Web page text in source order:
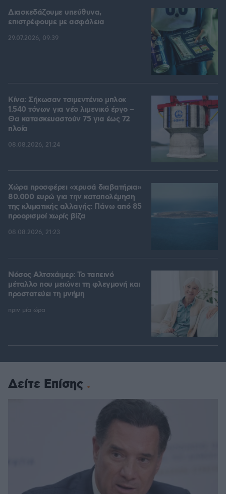
Διασκεδάζουμε υπεύθυνα,
επιστρέφουμε με ασφάλεια
29.07.2026, 09:39
Κίνα: Σήκωσαν τσιμεντένιο μπλοκ
1.540 τόνων για νέο λιμενικό έργο –
Θα κατασκευαστούν 75 για έως 72
πλοία
08.08.2026, 21:24
Χώρα προσφέρει «χρυσά διαβατήρια»
80.000 ευρώ για την καταπολέμηση
της κλιματικής αλλαγής: Πάνω από 85
προορισμοί χωρίς βίζα
08.08.2026, 21:23
Νόσος Αλτσχάιμερ: Το ταπεινό
μέταλλο που μειώνει τη φλεγμονή και
προστατεύει τη μνήμη
πριν μία ώρα
Δείτε Επίσης